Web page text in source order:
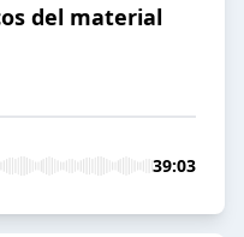
del material
39:03